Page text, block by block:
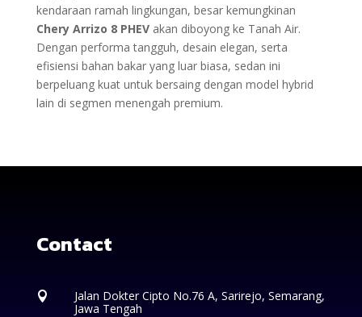
kendaraan ramah lingkungan, besar kemungkinan
Chery Arrizo 8 PHEVakan diboyong ke Tanah Air.
Dengan performa tangguh, desain elegan, serta
efisiensi bahan bakar yang luar biasa, sedan ini
berpeluang kuat untuk bersaing dengan model hybrid
lain di segmen menengah premium.
Contact

Jalan Dokter Cipto No.76 A, Sarirejo, Semarang,
Jawa Tengah